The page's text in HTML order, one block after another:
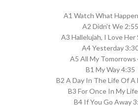
A1 Watch What
A2 Didn't We 2:55
A3 Hallelujah, I Love Her
A4 Yesterday
A5 All My Tomorrows
B1 My Way 4:35
B2 A Day In The Life Of A
B3 For Once In My
B4 If You Go Away